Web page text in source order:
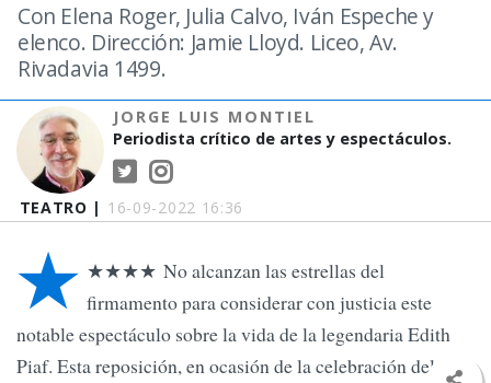
TEATRO | 16-09-2022 16:36
Con Elena Roger, Julia Calvo, Iván Espeche y
elenco. Dirección: Jamie Lloyd. Liceo, Av.
Rivadavia 1499.
JORGE LUIS MONTIEL
Periodista crítico de artes y espectáculos.
★ ★★★★ No alcanzan las estrellas del
firmamento para considerar con justicia este
notable espectáculo sobre la vida de la legendaria Edith
Piaf. Esta reposición, en ocasión de la celebración del 150